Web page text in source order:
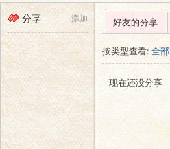
吴 ›
添加
分享 好友的分享
按类型查看: 全部
现在还没分享